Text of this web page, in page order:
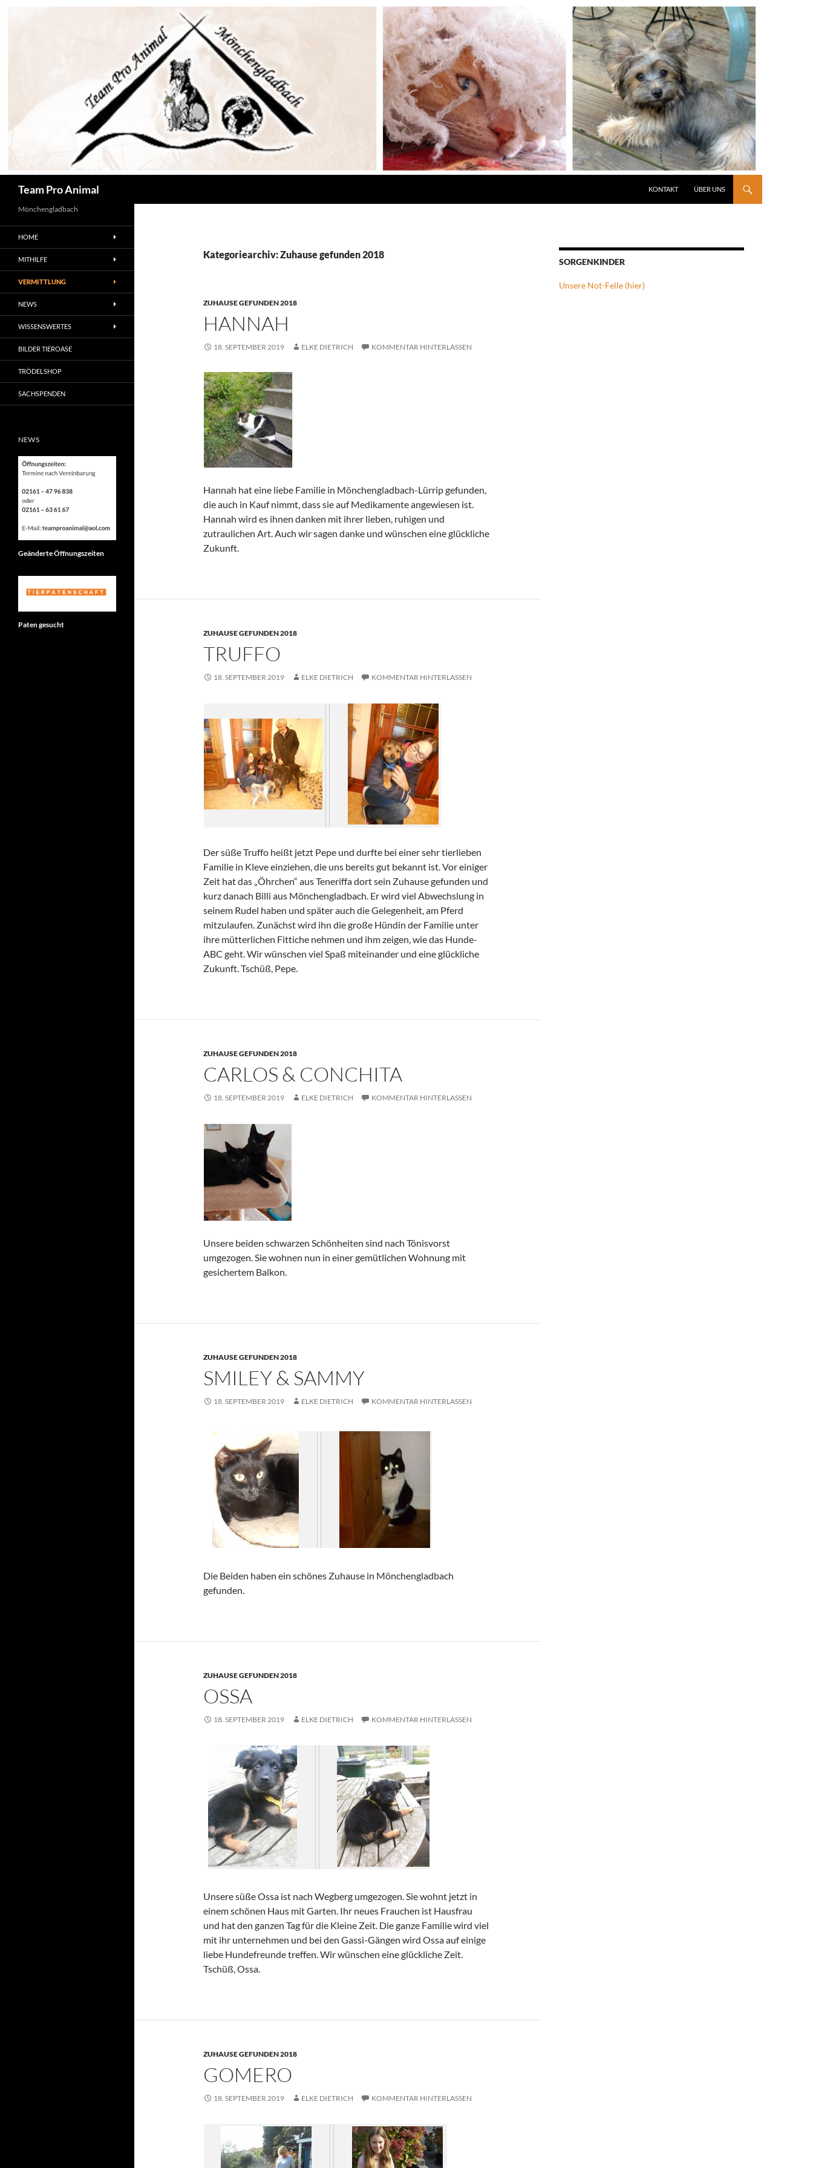
Team Pro Animal KONTAKT ÜBER UNS
Kategoriearchiv: Zuhause gefunden 2018
ZUHAUSE GEFUNDEN 2018
HANNAH
18. SEPTEMBER 2019 ELKE DIETRICH KOMMENTAR HINTERLASSEN
Hannah hat eine liebe Familie in Mönchengladbach-Lürrip gefunden,
die auch in Kauf nimmt, dass sie auf Medikamente angewiesen ist.
Hannah wird es ihnen danken mit ihrer lieben, ruhigen und
zutraulichen Art. Auch wir sagen danke und wünschen eine glückliche
Zukunft.
ZUHAUSE GEFUNDEN 2018
TRUFFO
18. SEPTEMBER 2019 ELKE DIETRICH KOMMENTAR HINTERLASSEN
Der süße Truffo heißt jetzt Pepe und durfte bei einer sehr tierlieben
Familie in Kleve einziehen, die uns bereits gut bekannt ist. Vor einiger
Zeit hat das „Öhrchen“ aus Teneriffa dort sein Zuhause gefunden und
kurz danach Billi aus Mönchengladbach. Er wird viel Abwechslung in
seinem Rudel haben und später auch die Gelegenheit, am Pferd
mitzulaufen. Zunächst wird ihn die große Hündin der Familie unter
ihre mütterlichen Fittiche nehmen und ihm zeigen, wie das Hunde-
ABC geht. Wir wünschen viel Spaß miteinander und eine glückliche
Zukunft. Tschüß, Pepe.
ZUHAUSE GEFUNDEN 2018
CARLOS & CONCHITA
18. SEPTEMBER 2019 ELKE DIETRICH KOMMENTAR HINTERLASSEN
Unsere beiden schwarzen Schönheiten sind nach Tönisvorst
umgezogen. Sie wohnen nun in einer gemütlichen Wohnung mit
gesichertem Balkon.
ZUHAUSE GEFUNDEN 2018
SMILEY & SAMMY
18. SEPTEMBER 2019 ELKE DIETRICH KOMMENTAR HINTERLASSEN
Die Beiden haben ein schönes Zuhause in Mönchengladbach
gefunden.
ZUHAUSE GEFUNDEN 2018
OSSA
18. SEPTEMBER 2019 ELKE DIETRICH KOMMENTAR HINTERLASSEN
Unsere süße Ossa ist nach Wegberg umgezogen. Sie wohnt jetzt in
einem schönen Haus mit Garten. Ihr neues Frauchen ist Hausfrau
und hat den ganzen Tag für die Kleine Zeit. Die ganze Familie wird viel
mit ihr unternehmen und bei den Gassi-Gängen wird Ossa auf einige
liebe Hundefreunde treffen. Wir wünschen eine glückliche Zeit.
Tschüß, Ossa.
ZUHAUSE GEFUNDEN 2018
GOMERO
18. SEPTEMBER 2019 ELKE DIETRICH KOMMENTAR HINTERLASSEN
SORGENKINDER
Unsere Not-Felle (hier)
Mönchengladbach
HOME
MITHILFE
VERMITTLUNG
NEWS
WISSENSWERTES
BILDER TIEROASE
TRÖDELSHOP
SACHSPENDEN
NEWS
Geänderte Öffnungszeiten
Paten gesucht